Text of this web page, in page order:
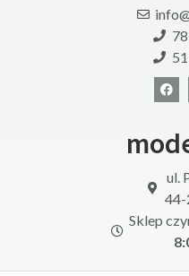
ul.
44-
Sklep